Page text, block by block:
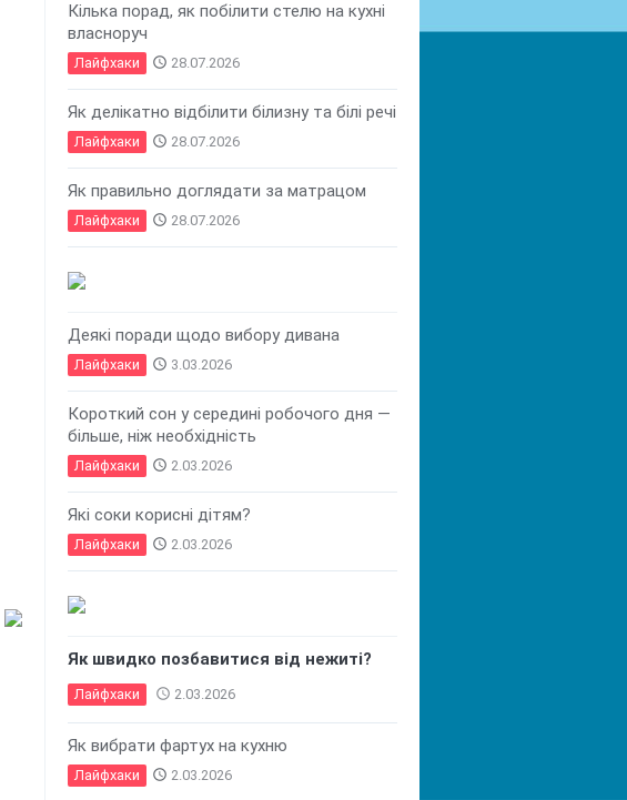
Кілька порад, як побілити стелю на кухні
власноруч
Лайфхаки access_time 28.07.2026
Як делікатно відбілити білизну та білі речі
Лайфхаки access_time 28.07.2026
Як правильно доглядати за матрацом
Лайфхаки access_time 28.07.2026
Деякі поради щодо вибору дивана
Лайфхаки access_time 3.03.2026
Короткий сон у середині робочого дня —
більше, ніж необхідність
Лайфхаки access_time 2.03.2026
Які соки корисні дітям?
Лайфхаки access_time 2.03.2026
Як швидко позбавитися від нежиті?
Лайфхаки access_time 2.03.2026
Як вибрати фартух на кухню
Лайфхаки access_time 2.03.2026